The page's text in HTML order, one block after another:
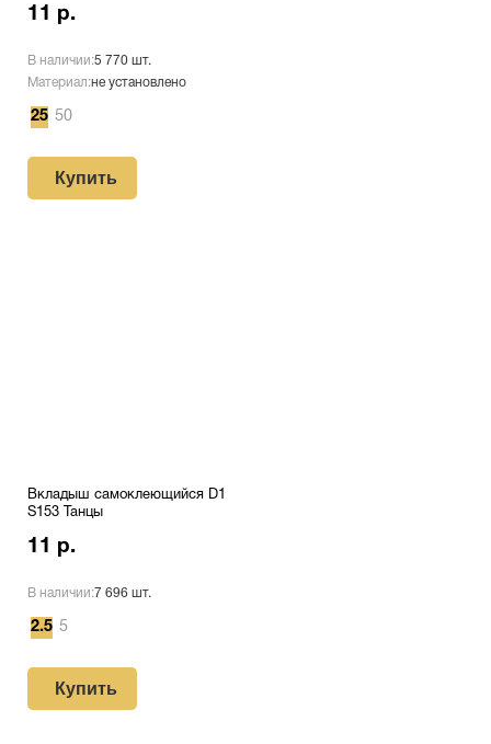
11 р.
В наличии:5 770 шт.
Материал:не установлено
25 50
Купить
Вкладыш самоклеющийся D1
S153 Танцы
11 р.
В наличии:7 696 шт.
2.5 5
Купить